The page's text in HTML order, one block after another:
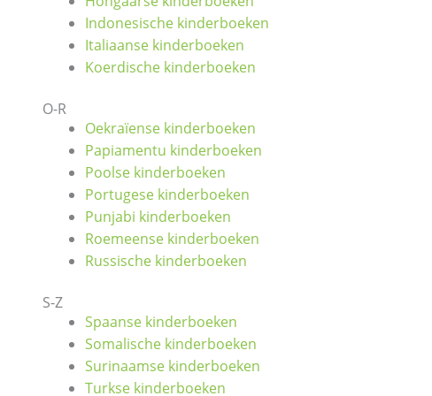
Indonesische kinderboeken
Italiaanse kinderboeken
Koerdische kinderboeken
O-R
Oekraïense kinderboeken
Papiamentu kinderboeken
Poolse kinderboeken
Portugese kinderboeken
Punjabi kinderboeken
Roemeense kinderboeken
Russische kinderboeken
S-Z
Spaanse kinderboeken
Somalische kinderboeken
Surinaamse kinderboeken
Turkse kinderboeken